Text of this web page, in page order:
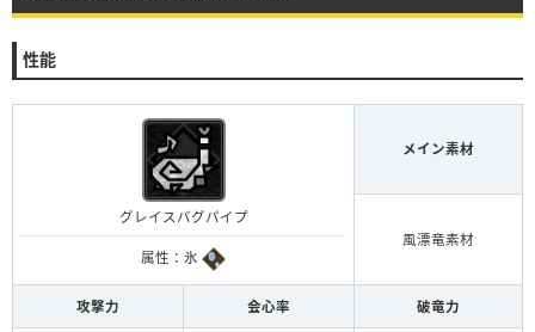
性能
グレイスバグパイプ
属性：氷
メイン素材
風漂竜素材
攻撃力 会心率 破竜力